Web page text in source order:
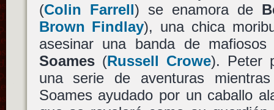
(Colin Farrell) se enamora de
Brown Findlay), una chica
asesinar una banda de
Soames(Russell Crowe). Peter
una serie de aventuras
Soames ayudado por un caballo